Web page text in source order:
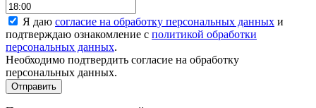
Я даю согласие на обработку персональных данных и
подтверждаю ознакомление с политикой обработки
персональных данных.
Необходимо подтвердить согласие на обработку
персональных данных.
Отправить